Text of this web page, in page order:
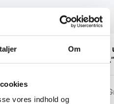
Om
vores indhold og
og der
priser.”
Bent